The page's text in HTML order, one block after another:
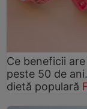
Ce beneficii
peste 50 de
dietă populară